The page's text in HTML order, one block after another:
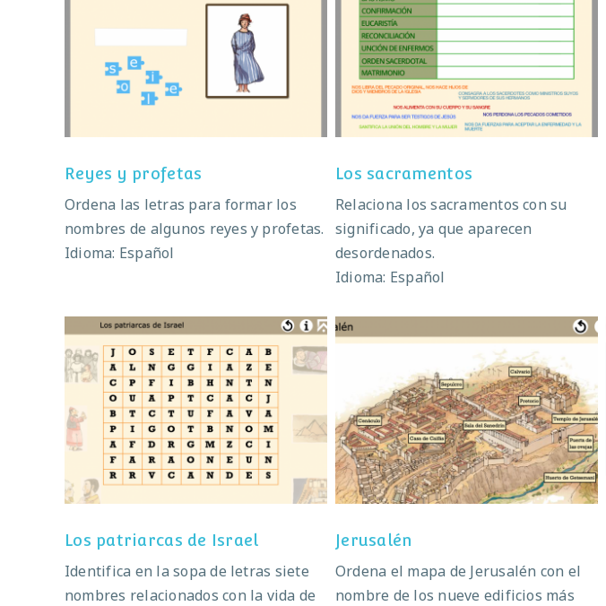
Reyes y profetas
Reyes y profetas
Ordena las letras para formar los
nombres de algunos reyes y profetas.
Idioma: Español
Los sacramentos
Los sacramentos
Relaciona los sacramentos con su
significado, ya que aparecen
desordenados.
Idioma: Español
Los patriarcas de Israel
Los patriarcas de Israel
Identifica en la sopa de letras siete
nombres relacionados con la vida de
Jerusalén
Jerusalén
Ordena el mapa de Jerusalén con el
nombre de los nueve edificios más